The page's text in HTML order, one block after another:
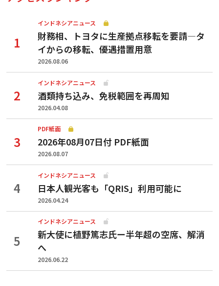
インドネシアニュース
財務相、トヨタに生産拠点移転を要請—タ
イからの移転、優遇措置用意
2026.08.06
インドネシアニュース
酒類持ち込み、免税範囲を再周知
2026.04.08
PDF紙面
2026年08月07日付 PDF紙面
2026.08.07
インドネシアニュース
日本人観光客も「QRIS」利用可能に
2026.04.24
インドネシアニュース
新大使に植野篤志氏ー半年超の空席、解消
へ
2026.06.22